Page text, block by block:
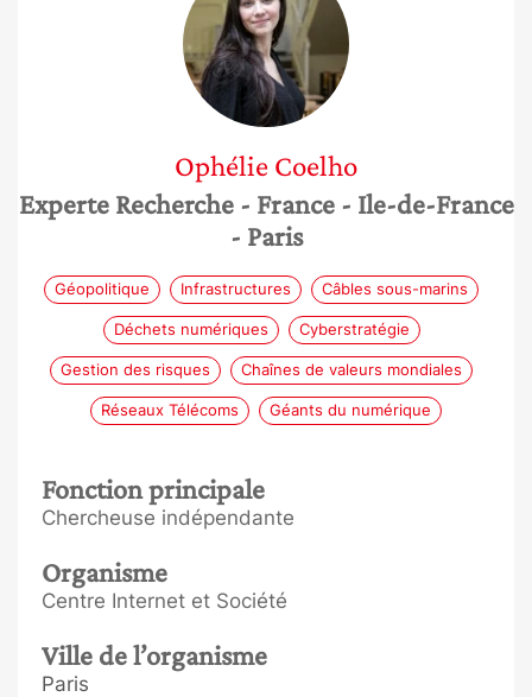
Ophélie Coelho
Experte Recherche - France - Ile-de-France
- Paris
Géopolitique Infrastructures Câbles sous-marins
Déchets numériques Cyberstratégie
Gestion des risques Chaînes de valeurs mondiales
Réseaux Télécoms Géants du numérique
Fonction principale
Chercheuse indépendante
Organisme
Centre Internet et Société
Ville de l’organisme
Paris